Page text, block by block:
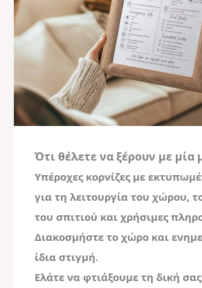
Ότι θέλετε να ξέρουν με μία
Υπέροχες κορνίζες με
για τη λειτουργία του χώρου,
του σπιτιού και χρήσιμες
Διακοσμήστε το χώρο και
ίδια στιγμή.
Ελάτε να φτιάξουμε τη δική